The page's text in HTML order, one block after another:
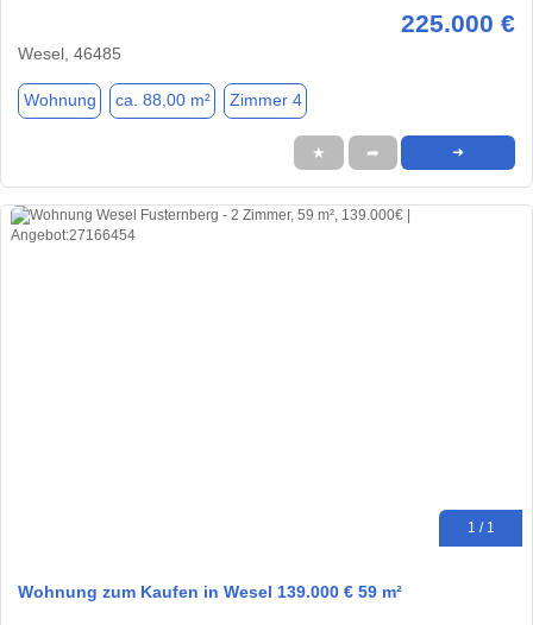
225.000 €
Wesel, 46485
Wohnung ca. 88,00 m² Zimmer 4
★ ➦ ➜
1 / 1
Wohnung zum Kaufen in Wesel 139.000 € 59 m²